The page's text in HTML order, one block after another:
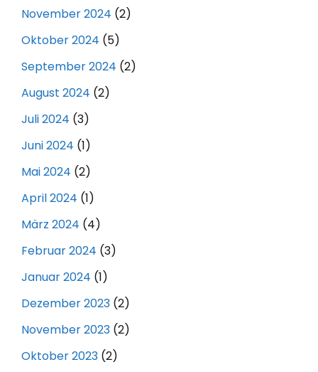
November 2024 (2)
Oktober 2024 (5)
September 2024 (2)
August 2024 (2)
Juli 2024 (3)
Juni 2024 (1)
Mai 2024 (2)
April 2024 (1)
März 2024 (4)
Februar 2024 (3)
Januar 2024 (1)
Dezember 2023 (2)
November 2023 (2)
Oktober 2023 (2)